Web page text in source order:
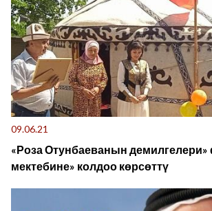
09.06.21
«Роза Отунбаеванын
мектебине» колдоо көрсөттү